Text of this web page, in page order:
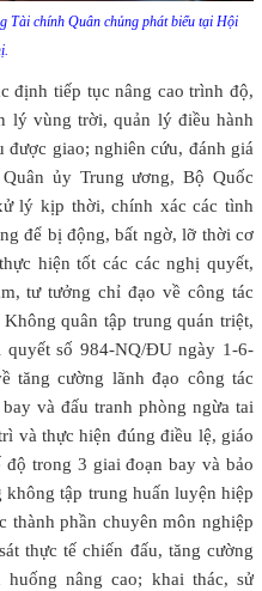
Tài chính Quân chủng phát biểu tại Hội
định tiếp tục nâng cao trình độ,
lý vùng trời, quản lý điều hành
được giao; nghiên cứu, đánh giá
ủy Trung ương, Bộ Quốc
lý kịp thời, chính xác các tình
để bị động, bất ngờ, lỡ thời cơ
hiện tốt các các nghị quyết,
tư tưởng chỉ đạo về công tác
quân tập trung quán triệt,
số 984-NQ/ĐU ngày 1-6-
tăng cường lãnh đạo công tác
và đấu tranh phòng ngừa tai
và thực hiện đúng điều lệ, giáo
trong 3 giai đoạn bay và bảo
không tập trung huấn luyện hiệp
thành phần chuyên môn nghiệp
thực tế chiến đấu, tăng cường
nâng cao; khai thác, sử